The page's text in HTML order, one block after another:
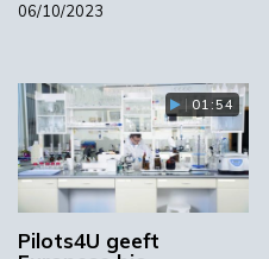
06/10/2023
01:54
Pilots4U geeft